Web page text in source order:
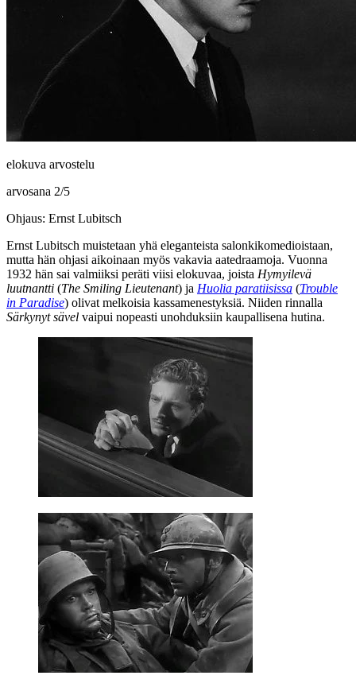
elokuva arvostelu
arvosana 2/5
Ohjaus: Ernst Lubitsch
Ernst Lubitsch muistetaan yhä eleganteista salonkikomedioistaan,
mutta hän ohjasi aikoinaan myös vakavia aatedraamoja. Vuonna
1932 hän sai valmiiksi peräti viisi elokuvaa, joista Hymyilevä
luutnantti (The Smiling Lieutenant) ja Huolia paratiisissa (Trouble
in Paradise) olivat melkoisia kassamenestyksiä. Niiden rinnalla
Särkynyt sävel vaipui nopeasti unohduksiin kaupallisena hutina.